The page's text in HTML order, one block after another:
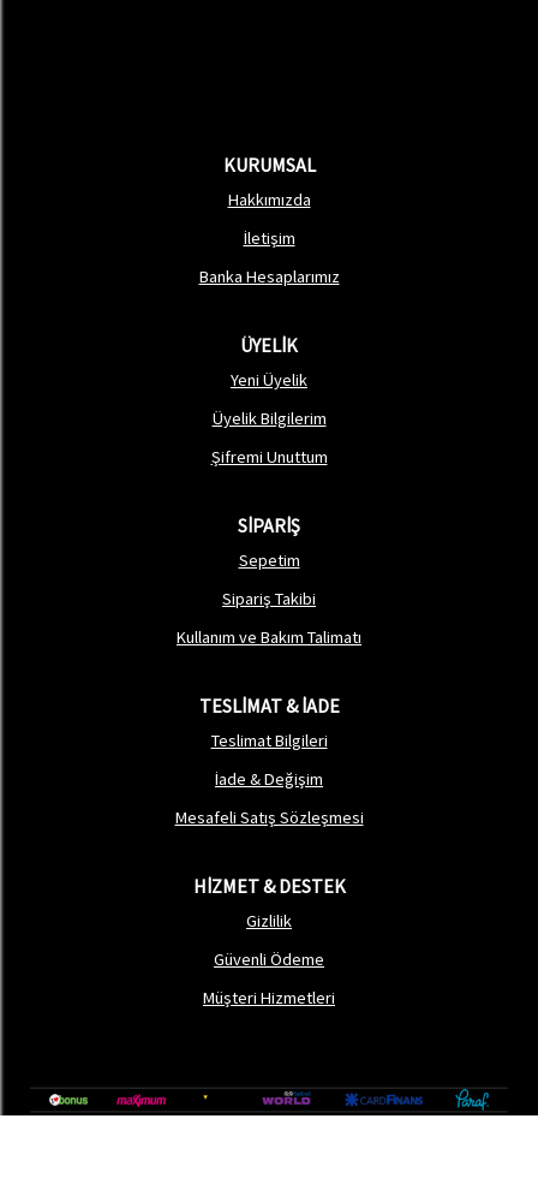
KURUMSAL
Hakkımızda
İletişim
Banka Hesaplarımız
ÜYELİK
Yeni Üyelik
Üyelik Bilgilerim
Şifremi Unuttum
SİPARİŞ
Sepetim
Sipariş Takibi
Kullanım ve Bakım Talimatı
TESLİMAT & İADE
Teslimat Bilgileri
İade & Değişim
Mesafeli Satış Sözleşmesi
HİZMET & DESTEK
Gizlilik
Güvenli Ödeme
Müşteri Hizmetleri